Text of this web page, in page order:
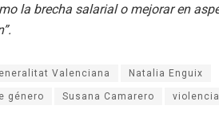
la brecha salarial o mejorar en
Valenciana Natalia Enguix
género Susana Camarero